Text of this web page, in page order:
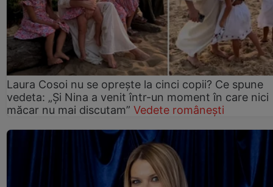
Laura Cosoi nu se oprește la cinci copii? Ce spune
vedeta: „Și Nina a venit într-un moment în care nici
măcar nu mai discutam” Vedete românești